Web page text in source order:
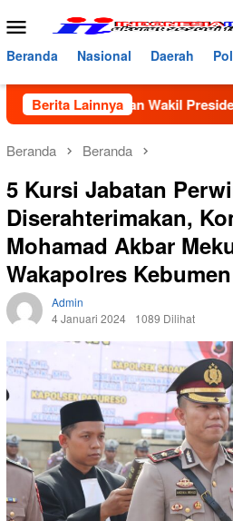
ke
konten
Menu
Mobile
Beranda Nasional Daerah
Berita Lainnya
Wakil Presiden Gibran di
Beranda Beranda
5 Kursi Jabatan
Diserahterimakan,
Mohamad Akbar
Wakapolres Kebumen
Admin
4 Januari 2024
1089 Dilihat